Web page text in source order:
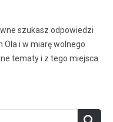
szukasz odpowiedzi
i w miarę wolnego
tematy i z tego miejsca